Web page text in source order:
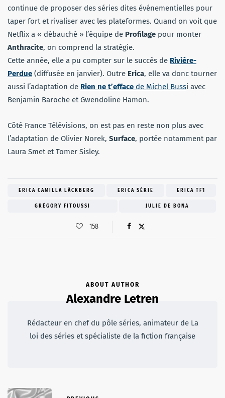
continue de proposer des séries dites événementielles pour
taper fort et rivaliser avec les plateformes. Quand on voit que
Netflix a « débauché » l’équipe de Profilage pour monter
Anthracite, on comprend la stratégie.
Cette année, elle a pu compter sur le succès de Rivière-
Perdue (diffusée en janvier). Outre Erica, elle va donc tourner
aussi l’adaptation de Rien ne t’efface de Michel Bussi avec
Benjamin Baroche et Gwendoline Hamon.
Côté France Télévisions, on est pas en reste non plus avec
l’adaptation de Olivier Norek, Surface, portée notamment par
Laura Smet et Tomer Sisley.
ERICA CAMILLA LÄCKBERG ERICA SÉRIE ERICA TF1
GRÉGORY FITOUSSI JULIE DE BONA
158
ABOUT AUTHOR
Alexandre Letren
Rédacteur en chef du pôle séries, animateur de La
loi des séries et spécialiste de la fiction française